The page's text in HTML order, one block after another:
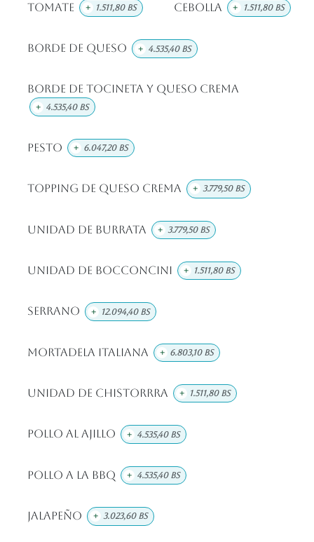
Tomate + 1.511,80Bs Cebolla + 1.511,80Bs
Borde de Queso + 4.535,40Bs
Borde de Tocineta y Queso Crema
+ 4.535,40Bs
Pesto + 6.047,20Bs
Topping de Queso Crema + 3.779,50Bs
Unidad de Burrata + 3.779,50Bs
Unidad De Bocconcini + 1.511,80Bs
Serrano + 12.094,40Bs
Mortadela Italiana + 6.803,10Bs
Unidad De Chistorrra + 1.511,80Bs
Pollo Al Ajillo + 4.535,40Bs
Pollo A La BBQ + 4.535,40Bs
Jalapeño + 3.023,60Bs